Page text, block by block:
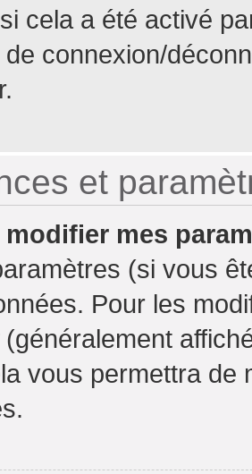
cela a été activé
connexion/
et
mes
(si vous
Pour les
(généralement
vous permettra de